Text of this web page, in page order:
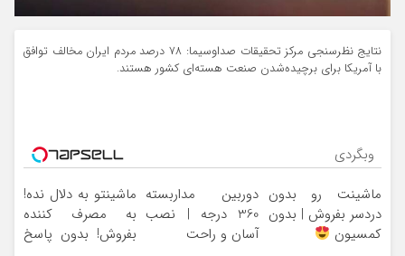
نتایج نظرسنجی مرکز تحقیقات صداوسیما: ۷۸ درصد مردم ایران مخالف توافق
با آمریکا برای برچیده‌شدن صنعت هسته‌ای کشور هستند.
وبگردی
ماشینت رو بدون
دردسر بفروش | بدون
کمسیون
دوربین مداربسته
360 درجه | نصب
آسان و راحت
ماشینتو به دلال نده!
به مصرف کننده
بفروش! بدون پاسخ